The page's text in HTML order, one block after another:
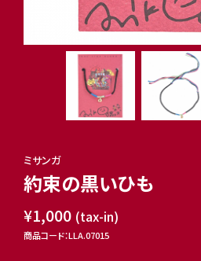
ミサンガ
約束の黒いひも
¥1,000 (tax-in)
商品コード：LLA.07015